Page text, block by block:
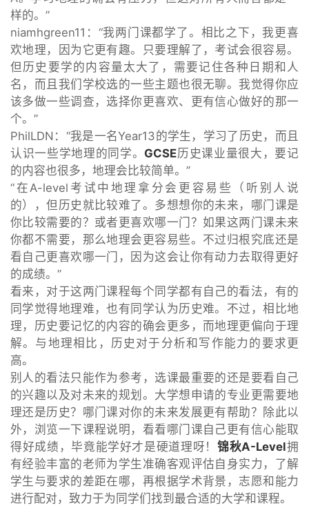
样的。”
niamhgreen11：“我两门课都学了。相比之下，我更喜
欢地理，因为它更有趣。只要理解了，考试会很容易。
但历史要学的内容量太大了，需要记住各种日期和人
名，而且我们学校选的一些主题也很无聊。我觉得你应
该多做一些调查，选择你更喜欢、更有信心做好的那一
个。”
PhilLDN：“我是一名Year13的学生，学习了历史，而且
认识一些学地理的同学。 GCSE历史课业量很大，要记
的内容也很多，地理会比较简单。”
“在A-level考试中地理拿分会更容易些（听别人说
的），但历史就比较难了。多想想你的未来，哪门课是
你比较需要的？或者更喜欢哪一门？如果这两门课未来
你都不需要，那么地理会更容易些。不过归根究底还是
看自己更喜欢哪一门，因为这会让你有动力去取得更好
的成绩。”
看来，对于这两门课程每个同学都有自己的看法，有的
同学觉得地理难，也有同学认为历史难。不过，相比地
理，历史要记忆的内容的确会更多，而地理更偏向于理
解。与地理相比，历史对于分析和写作能力的要求更
高。
别人的看法只能作为参考，选课最重要的还是要看自己
的兴趣以及对未来的规划。大学想申请的专业更需要地
理还是历史？哪门课对你的未来发展更有帮助？除此以
外，浏览一下课程说明，看看哪门课自己更有信心能取
得好成绩，毕竟能学好才是硬道理呀！锦秋A-Level拥
有经验丰富的老师为学生准确客观评估自身实力，了解
学生与要求的差距在哪，再根据学术背景，志愿和能力
进行配对，致力于为同学们找到最合适的大学和课程。